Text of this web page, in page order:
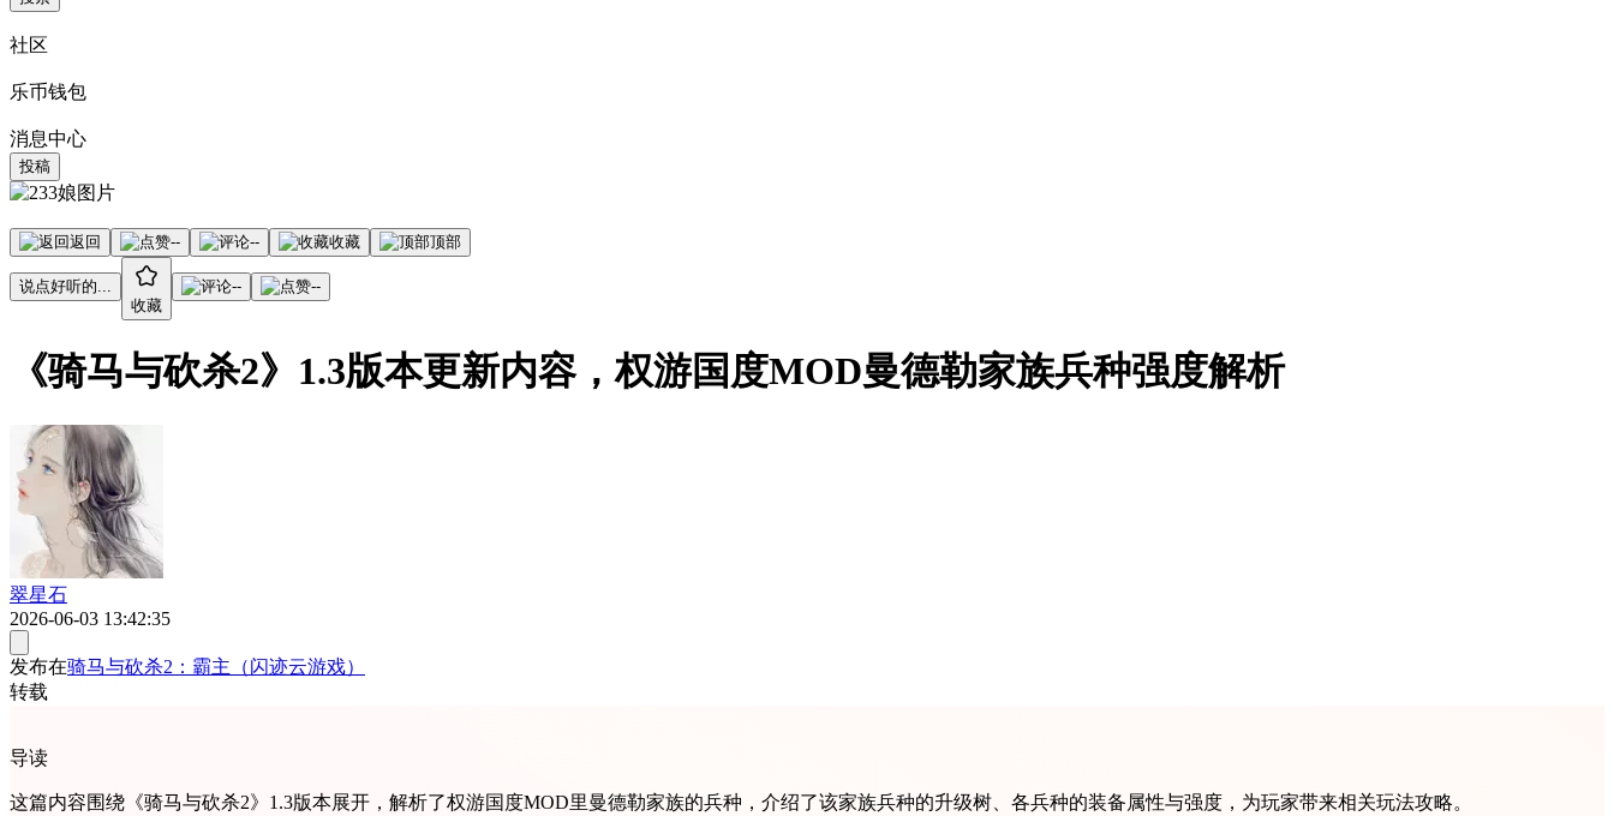
社区
乐币钱包
消息中心
投稿
返回 -- -- 收藏 顶部
说点好听的...
收藏
-- --
《骑马与砍杀2》1.3版本更新内容，权游国度MOD曼德勒家族兵种强度解析
翠星石
2026-06-03 13:42:35
发布在骑马与砍杀2：霸主（闪迹云游戏）
转载
导读
这篇内容围绕《骑马与砍杀2》1.3版本展开，解析了权游国度MOD里曼德勒家族的兵种，介绍了该家族兵种的升级树、各兵种的装备属性与强度，为玩家带来相关玩法攻略。